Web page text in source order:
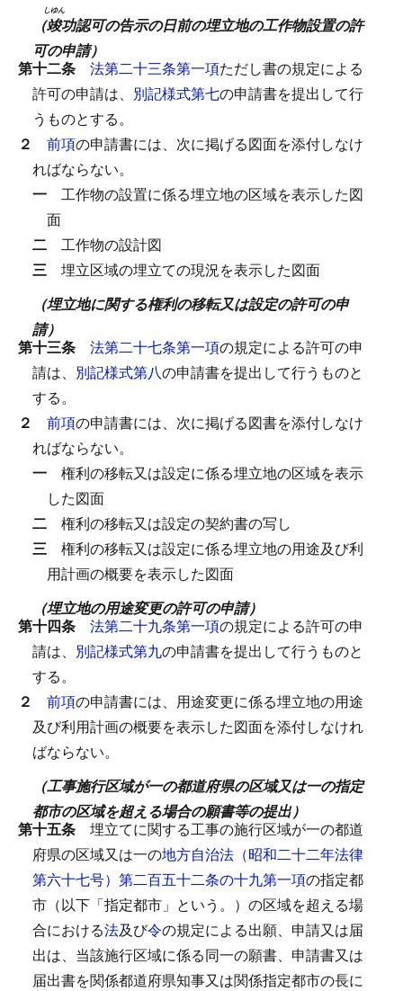
（竣
しゆん
功認可の告示の日前の埋立地の工作物設置の許
可の申請）
第十二条 法第二十三条第一項ただし書の規定による
許可の申請は、 別記様式第七の申請書を提出して行
うものとする。
２ 前項の申請書には、次に掲げる図面を添付しなけ
ればならない。
一 工作物の設置に係る埋立地の区域を表示した図
面
二 工作物の設計図
三 埋立区域の埋立ての現況を表示した図面
（埋立地に関する権利の移転又は設定の許可の申
請）
第十三条 法第二十七条第一項の規定による許可の申
請は、 別記様式第八の申請書を提出して行うものと
する。
２ 前項の申請書には、次に掲げる図書を添付しなけ
ればならない。
一 権利の移転又は設定に係る埋立地の区域を表示
した図面
二 権利の移転又は設定の契約書の写し
三 権利の移転又は設定に係る埋立地の用途及び利
用計画の概要を表示した図面
（埋立地の用途変更の許可の申請）
第十四条 法第二十九条第一項の規定による許可の申
請は、 別記様式第九の申請書を提出して行うものと
する。
２ 前項の申請書には、用途変更に係る埋立地の用途
及び利用計画の概要を表示した図面を添付しなけれ
ばならない。
（工事施行区域が一の都道府県の区域又は一の指定
都市の区域を超える場合の願書等の提出）
第十五条 埋立てに関する工事の施行区域が一の都道
府県の区域又は一の地方自治法（昭和二十二年法律
第六十七号）第二百五十二条の十九第一項の指定都
市（以下「指定都市」という。）の区域を超える場
合における法及び令の規定による出願、申請又は届
出は、当該施行区域に係る同一の願書、申請書又は
届出書を関係都道府県知事又は関係指定都市の長に